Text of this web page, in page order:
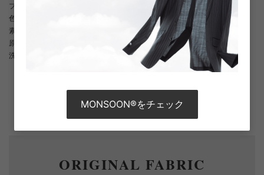
ブランド商品番号
色
素材
： 表地 毛97% /シルク3% / 裏地 キュプラ100% （ベンベルグ）
原産国
洗濯記号
さらに詳しい情報を表示
ORIGINAL FABRIC
MONSOON®をチェック